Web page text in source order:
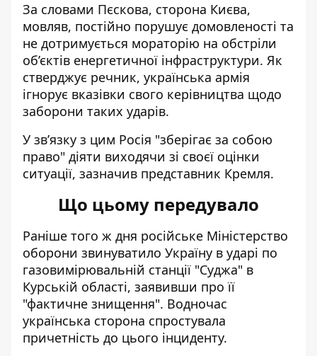
За словами Пєскова, сторона Києва,
мовляв, постійно порушує домовленості та
не дотримується мораторію на обстріли
об’єктів енергетичної інфраструктури. Як
стверджує речник, українська армія
ігнорує вказівки свого керівництва щодо
заборони таких ударів.
У зв’язку з цим Росія "зберігає за собою
право" діяти виходячи зі своєї оцінки
ситуації, зазначив представник Кремля.
Що цьому передувало
Раніше того ж дня російське Міністерство
оборони звинуватило Україну в ударі по
газовимірювальній станції "Суджа" в
Курській області, заявивши про її
"фактичне знищення". Водночас
українська сторона спростувала
причетність до цього інциденту.